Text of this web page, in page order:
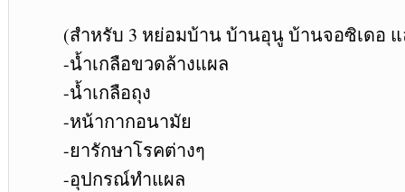
(สำหรับ 3 หย่อมบ้าน บ้านอุนู บ้านจอซิเดอ
-น้ำเกลือขวดล้างแผล
-น้ำเกลือถุง
-หน้ากากอนามัย
-ยารักษาโรคต่างๆ
-อุปกรณ์ทำแผล